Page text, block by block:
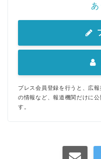
あ
プレス会員登録を行うと、広
の情報など、報道機関だけに
す。